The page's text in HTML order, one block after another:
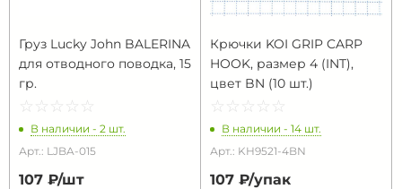
Груз Lucky John BALERINA
для отводного поводка, 15
гр.
☆ ☆ ☆ ☆ ☆
★ ★ ★ ★ ★
В наличии - 2 шт.
Арт.: LJBA-015
107 ₽/шт
Крючки KOI GRIP CARP
HOOK, размер 4 (INT),
цвет BN (10 шт.)
☆ ☆ ☆ ☆ ☆
★ ★ ★ ★ ★
В наличии - 14 шт.
Арт.: KH9521-4BN
107 ₽/упак